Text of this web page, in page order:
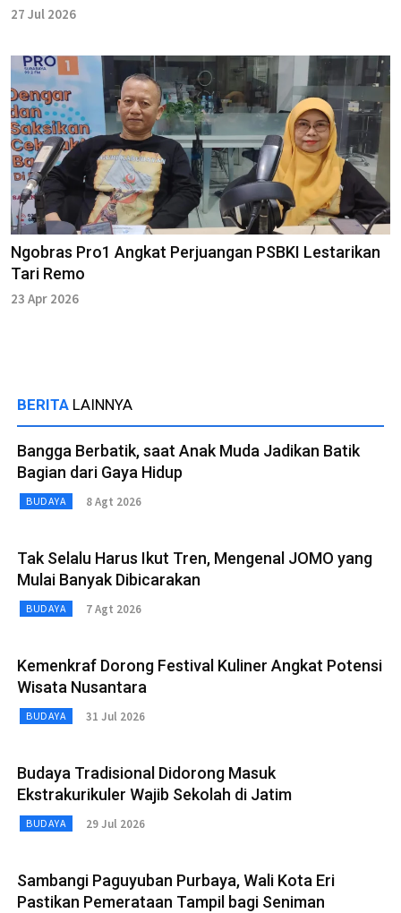
27 Jul 2026
Ngobras Pro1 Angkat Perjuangan PSBKI Lestarikan
Tari Remo
23 Apr 2026
BERITA LAINNYA
Bangga Berbatik, saat Anak Muda Jadikan Batik
Bagian dari Gaya Hidup
BUDAYA 8 Agt 2026
Tak Selalu Harus Ikut Tren, Mengenal JOMO yang
Mulai Banyak Dibicarakan
BUDAYA 7 Agt 2026
Kemenkraf Dorong Festival Kuliner Angkat Potensi
Wisata Nusantara
BUDAYA 31 Jul 2026
Budaya Tradisional Didorong Masuk
Ekstrakurikuler Wajib Sekolah di Jatim
BUDAYA 29 Jul 2026
Sambangi Paguyuban Purbaya, Wali Kota Eri
Pastikan Pemerataan Tampil bagi Seniman